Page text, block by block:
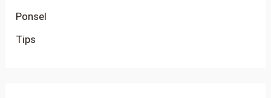
Ponsel
Tips